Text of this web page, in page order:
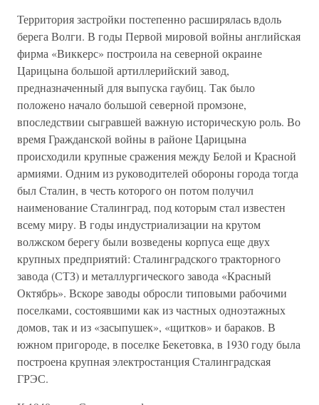
Территория застройки постепенно расширялась вдоль
берега Волги. В годы Первой мировой войны английская
фирма «Виккерс» построила на северной окраине
Царицына большой артиллерийский завод,
предназначенный для выпуска гаубиц. Так было
положено начало большой северной промзоне,
впоследствии сыгравшей важную историческую роль. Во
время Гражданской войны в районе Царицына
происходили крупные сражения между Белой и Красной
армиями. Одним из руководителей обороны города тогда
был Сталин, в честь которого он потом получил
наименование Сталинград, под которым стал известен
всему миру. В годы индустриализации на крутом
волжском берегу были возведены корпуса еще двух
крупных предприятий: Сталинградского тракторного
завода (СТЗ) и металлургического завода «Красный
Октябрь». Вскоре заводы обросли типовыми рабочими
поселками, состоявшими как из частных одноэтажных
домов, так и из «засыпушек», «щитков» и бараков. В
южном пригороде, в поселке Бекетовка, в 1930 году была
построена крупная электростанция Сталинградская
ГРЭС.